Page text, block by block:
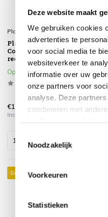
Deze website maakt
We gebruiken cookies
advertenties te
voor social media te
websiteverkeer te
informatie over uw
onze partners voor
analyse. Deze
combineren met
Noodzakelijk
Voorkeuren
Statistieken
Platinum
Platinum Sun & Shade
Coolfit schaduwdoek
rechthoek 400x300cm Zand
Op voorraad
€129,00
Incl. btw
Sale 12%